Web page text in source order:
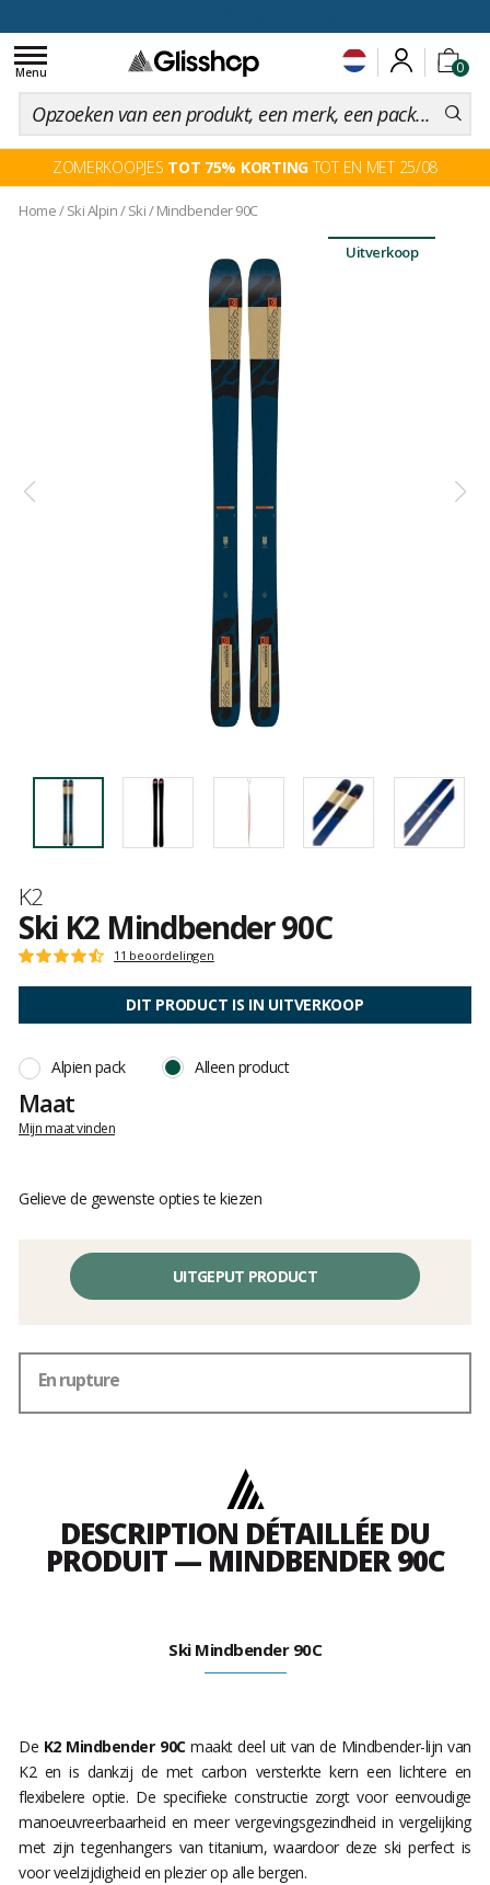
0
Toggle
navigation
Menu
ZOMERKOOPJES TOT 75% KORTINGTOT EN MET 25/08
Home/ Ski Alpin/Ski/Mindbender 90C
Uitverkoop
Merk
K2
Ski K2 Mindbender 90C
Het
Score
:
op
11 beoordelingen
DIT PRODUCT IS IN UITVERKOOP
Alpien pack Alleen product
Maat
Mijn maat vinden
Gelieve de gewenste opties te kiezen
UITGEPUT PRODUCT
En rupture
DESCRIPTION DÉTAILLÉE DU
PRODUIT — MINDBENDER 90C
Ski Mindbender 90C
De K2 Mindbender 90Cmaakt deel uit van de Mindbender-lijn van
K2 en is dankzij de met carbon versterkte kern een lichtere en
flexibelere optie. De specifieke constructie zorgt voor eenvoudige
manoeuvreerbaarheid en meer vergevingsgezindheid in vergelijking
met zijn tegenhangers van titanium, waardoor deze ski perfect is
voor veelzijdigheid en plezier op alle bergen.